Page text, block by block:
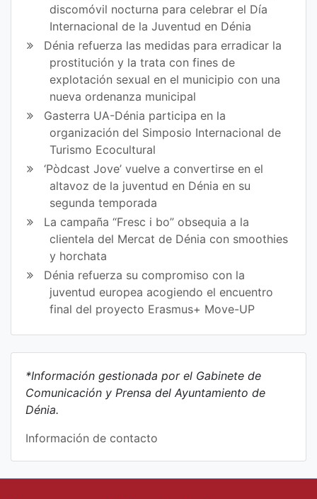
discomóvil nocturna para celebrar el Día
Internacional de la Juventud en Dénia
Dénia refuerza las medidas para erradicar la
prostitución y la trata con fines de
explotación sexual en el municipio con una
nueva ordenanza municipal
Gasterra UA-Dénia participa en la
organización del Simposio Internacional de
Turismo Ecocultural
‘Pòdcast Jove’ vuelve a convertirse en el
altavoz de la juventud en Dénia en su
segunda temporada
La campaña “Fresc i bo” obsequia a la
clientela del Mercat de Dénia con smoothies
y horchata
Dénia refuerza su compromiso con la
juventud europea acogiendo el encuentro
final del proyecto Erasmus+ Move-UP
*Información gestionada por el Gabinete de
Comunicación y Prensa del Ayuntamiento de
Dénia.
Información de contacto